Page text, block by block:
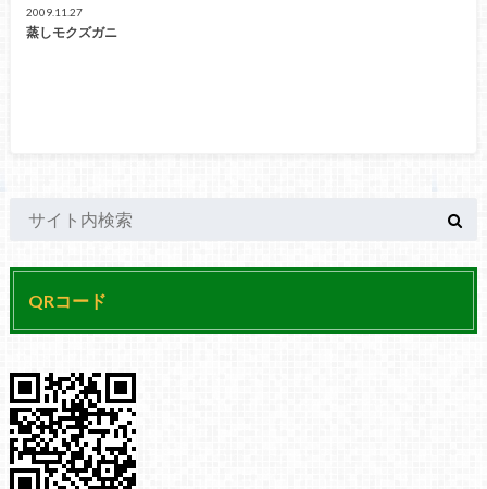
2009.11.27
蒸しモクズガニ
QRコード